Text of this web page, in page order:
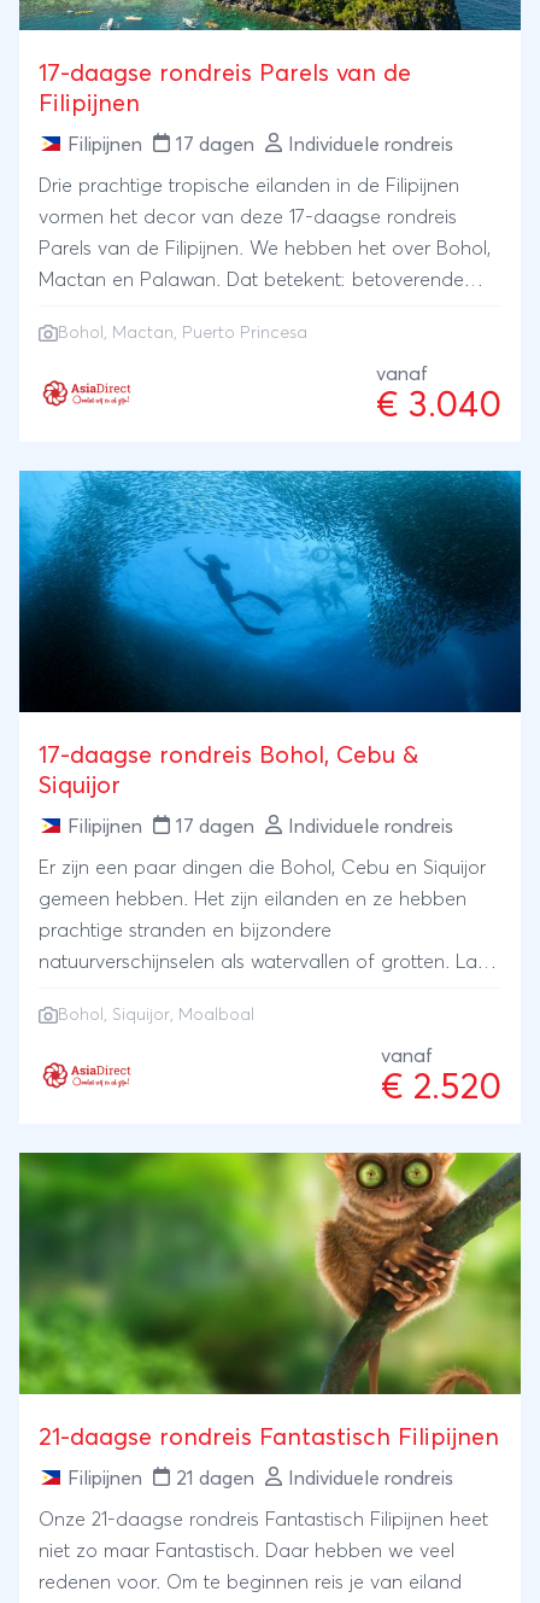
17-daagse rondreis Parels van de
Filipijnen
Filipijnen 17 dagen Individuele rondreis
Drie prachtige tropische eilanden in de Filipijnen
vormen het decor van deze 17-daagse rondreis
Parels van de Filipijnen. We hebben het over Bohol,
Mactan en Palawan. Dat betekent: betoverende
waar je tussen het koraalrif kunt snorkelen. Maar
ook de unieke Puerto Princesa grotten waar je
doorheen kunt varen, en de rijstterrassen,
Chocolate Hills van Bohol.Dit is een heerlijke reis met
veel strand, zon en zand, maar ook met (boot)tours
waarop je ziet en meemaakt wat je absoluut niet
mag missen. Ontdek een nieuwe wereld, ontdek de
parels van de Filipijnen!
Bohol, Mactan, Puerto Princesa
vanaf
€ 3.040
17-daagse rondreis Bohol, Cebu &
Siquijor
Filipijnen 17 dagen Individuele rondreis
Er zijn een paar dingen die Bohol, Cebu en Siquijor
gemeen hebben. Het zijn eilanden en ze hebben
prachtige stranden en bijzondere
natuurverschijnselen als watervallen of grotten. Laat
over de rivier, zie uitgestrekte rijstvelden. Deze
leefomgeving van hele bijzondere dieren!Want je
Bohol, Cebu & Siquijor. Je bezoekt uiteraard de
golvende Chocolate Hills op Bohol, ziet ook de
unieke spookdiertjes op Bohol, en gaat zwemmen
tussen miljoenen sardientjes in Moalboal. Bewonder
de sardientjes terwijl ondertussen een zeeschildpad
voorbij komt...
Bohol, Siquijor, Moalboal
vanaf
€ 2.520
21-daagse rondreis Fantastisch Filipijnen
Filipijnen 21 dagen Individuele rondreis
Onze 21-daagse rondreis Fantastisch Filipijnen heet
niet zo maar Fantastisch. Daar hebben we veel
redenen voor. Om te beginnen reis je van eiland